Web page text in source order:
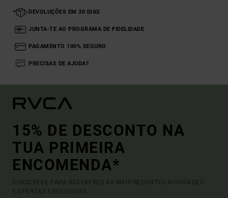
DEVOLUÇÕES EM 30 DIAS
JUNTA-TE AO PROGRAMA DE FIDELIDADE
PAGAMENTO 100% SEGURO
PRECISAS DE AJUDA?
15% DE DESCONTO NA
TUA PRIMEIRA
ENCOMENDA*
SUBSCREVE PARA RECEBERES AS MAIS RECENTES NOVIDADES
E OFERTAS EXCLUSIVAS.